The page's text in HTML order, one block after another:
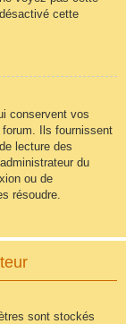
cette
conservent vos
forum. Ils fournissent
lecture des
du
ou de
résoudre.
sont stockés